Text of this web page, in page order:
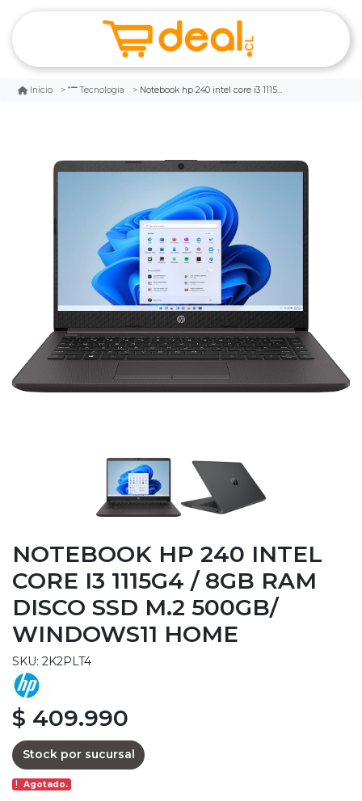
Inicio Tecnologia Notebook hp 240 intel core i3 1115g4 / 8gb ram disco ssd m.2 500gb/ windows11 home
NOTEBOOK HP 240 INTEL
CORE I3 1115G4 / 8GB RAM
DISCO SSD M.2 500GB/
WINDOWS11 HOME
SKU: 2K2PLT4
$ 409.990
Stock por sucursal
Agotado.